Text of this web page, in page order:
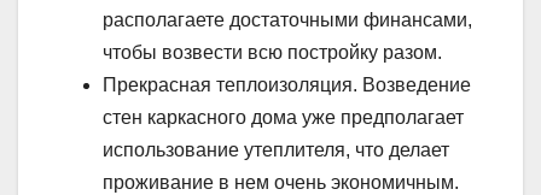
располагаете достаточными финансами,
чтобы возвести всю постройку разом.
Прекрасная теплоизоляция. Возведение
стен каркасного дома уже предполагает
использование утеплителя, что делает
проживание в нем очень экономичным.